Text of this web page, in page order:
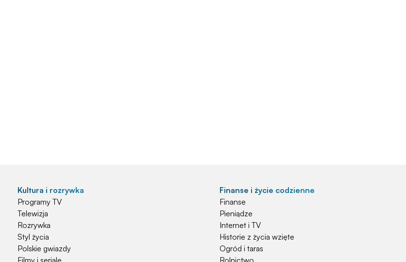
Kultura i rozrywka
Programy TV
Telewizja
Rozrywka
Styl życia
Polskie gwiazdy
Filmy i seriale
Finanse i życie codzienne
Finanse
Pieniądze
Internet i TV
Historie z życia wzięte
Ogród i taras
Rolnictwo